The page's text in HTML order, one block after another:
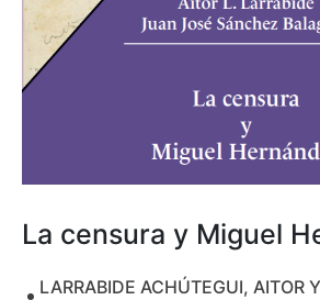
La censura y Miguel
LARRABIDE ACHÚTEGUI, AITOR